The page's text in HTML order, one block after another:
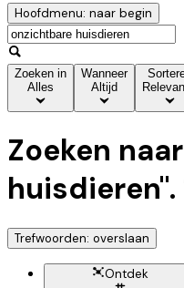
Hoofdmenu: naar begin
Zoeken in
Alles
Wanneer
Altijd
Zoeken
huisdieren".
Trefwoorden: overslaan
Ontdek